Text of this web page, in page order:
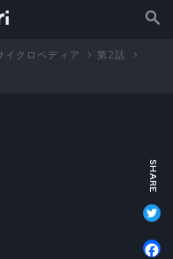
イクロペディア
第2話